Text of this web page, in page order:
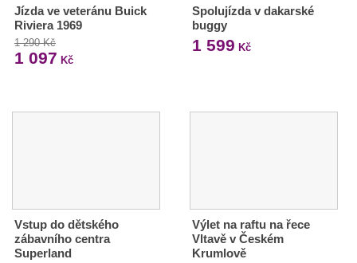
Jízda ve veteránu Buick
Riviera 1969
1 290 Kč
1 097 Kč
Spolujízda v dakarské
buggy
1 599 Kč
Vstup do dětského
zábavního centra
Superland
Výlet na raftu na řece
Vltavě v Českém
Krumlově